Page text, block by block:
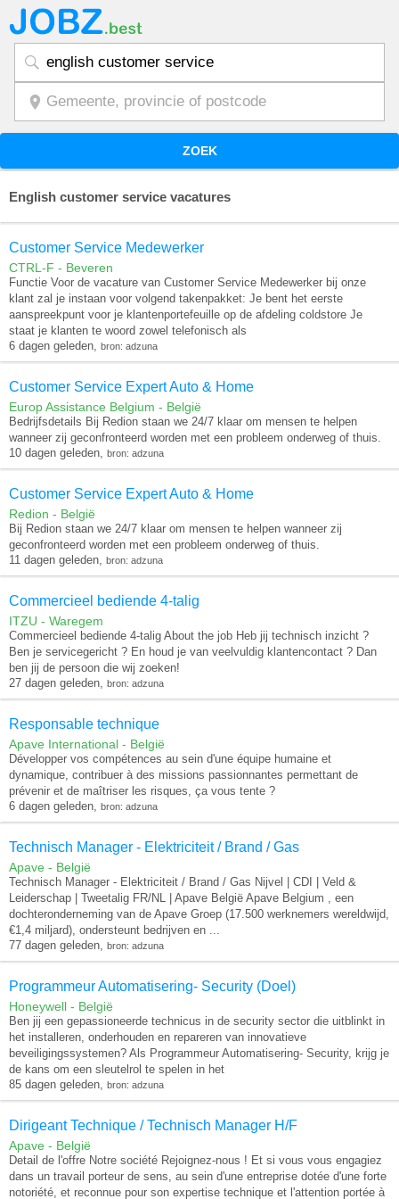
ZOEK
English customer service vacatures
Customer Service Medewerker
CTRL-F - Beveren
Functie Voor de vacature van Customer Service Medewerker bij onze
klant zal je instaan voor volgend takenpakket: Je bent het eerste
aanspreekpunt voor je klantenportefeuille op de afdeling coldstore Je
staat je klanten te woord zowel telefonisch als
6 dagen geleden, bron: adzuna
Customer Service Expert Auto & Home
Europ Assistance Belgium - België
Bedrijfsdetails Bij Redion staan we 24/7 klaar om mensen te helpen
wanneer zij geconfronteerd worden met een probleem onderweg of thuis.
10 dagen geleden, bron: adzuna
Customer Service Expert Auto & Home
Redion - België
Bij Redion staan we 24/7 klaar om mensen te helpen wanneer zij
geconfronteerd worden met een probleem onderweg of thuis.
11 dagen geleden, bron: adzuna
Commercieel bediende 4-talig
ITZU - Waregem
Commercieel bediende 4-talig About the job Heb jij technisch inzicht ?
Ben je servicegericht ? En houd je van veelvuldig klantencontact ? Dan
ben jij de persoon die wij zoeken!
27 dagen geleden, bron: adzuna
Responsable technique
Apave International - België
Développer vos compétences au sein d'une équipe humaine et
dynamique, contribuer à des missions passionnantes permettant de
prévenir et de maîtriser les risques, ça vous tente ?
6 dagen geleden, bron: adzuna
Technisch Manager - Elektriciteit / Brand / Gas
Apave - België
Technisch Manager - Elektriciteit / Brand / Gas Nijvel | CDI | Veld &
Leiderschap | Tweetalig FR/NL | Apave België Apave Belgium , een
dochteronderneming van de Apave Groep (17.500 werknemers wereldwijd,
€1,4 miljard), ondersteunt bedrijven en ...
77 dagen geleden, bron: adzuna
Programmeur Automatisering- Security (Doel)
Honeywell - België
Ben jij een gepassioneerde technicus in de security sector die uitblinkt in
het installeren, onderhouden en repareren van innovatieve
beveiligingssystemen? Als Programmeur Automatisering- Security, krijg je
de kans om een sleutelrol te spelen in het
85 dagen geleden, bron: adzuna
Dirigeant Technique / Technisch Manager H/F
Apave - België
Detail de l'offre Notre société Rejoignez-nous ! Et si vous vous engagiez
dans un travail porteur de sens, au sein d'une entreprise dotée d'une forte
notoriété, et reconnue pour son expertise technique et l'attention portée à